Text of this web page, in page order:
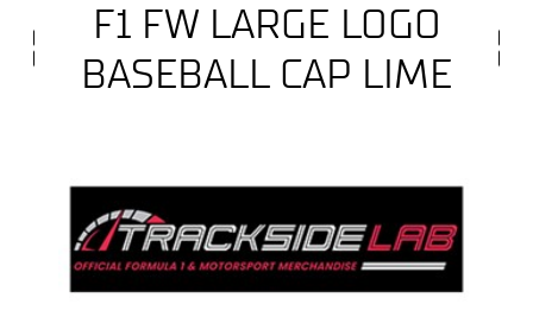
F1 FW LARGE LOGO
BASEBALL CAP LIME